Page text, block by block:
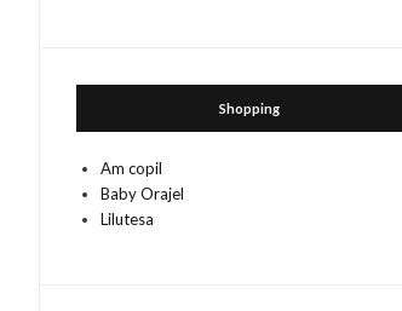
Shopping
Am copil
Baby Orajel
Lilutesa